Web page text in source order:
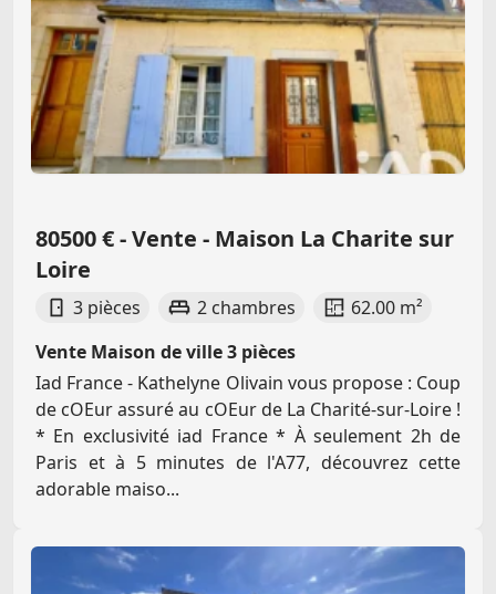
80500 € - Vente - Maison La Charite sur
Loire
3 pièces 2 chambres
62.00 m²
Vente Maison de ville 3 pièces
Iad France - Kathelyne Olivain vous propose : Coup
de cOEur assuré au cOEur de La Charité-sur-Loire !
* En exclusivité iad France * À seulement 2h de
Paris et à 5 minutes de l'A77, découvrez cette
adorable maiso...